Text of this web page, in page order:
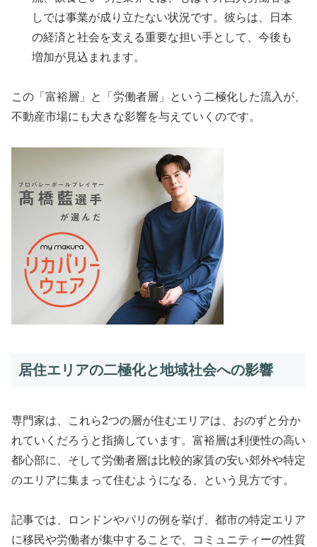
しでは事業が成り立たない状況です。彼らは、日本
の経済と社会を支える重要な担い手として、今後も
増加が見込まれます。
この「富裕層」と「労働者層」という二極化した流入が、
不動産市場にも大きな影響を与えていくのです。
居住エリアの二極化と地域社会への影響
専門家は、これら2つの層が住むエリアは、おのずと分か
れていくだろうと指摘しています。富裕層は利便性の高い
都心部に、そして労働者層は比較的家賃の安い郊外や特定
のエリアに集まって住むようになる、という見方です。
記事では、ロンドンやパリの例を挙げ、都市の特定エリア
に移民や労働者が集中することで、コミュニティーの性質